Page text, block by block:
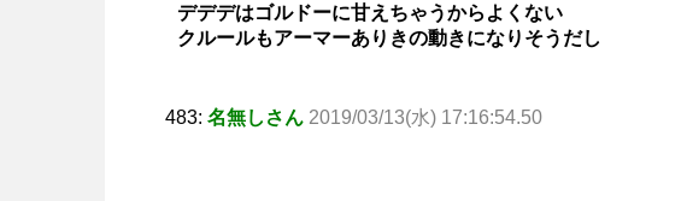
デデデはゴルドーに甘えちゃうからよくない
クルールもアーマーありきの動きになりそうだし
483: 名無しさん 2019/03/13(水) 17:16:54.50